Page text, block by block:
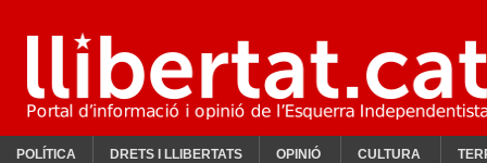
POLÍTICA DRETS I LLIBERTATS OPINIÓ CULTURA